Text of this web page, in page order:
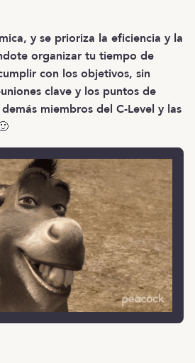
y se prioriza la eficiencia y la
organizar tu tiempo de
con los objetivos, sin
clave y los puntos de
miembros del C-Level y las